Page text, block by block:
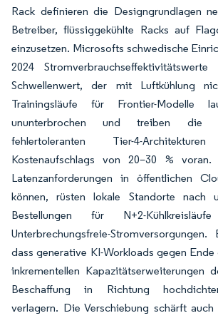
Rack definieren die Designgrundlagen
Betreiber, flüssiggekühlte Racks auf
einzusetzen. Microsofts schwedische
2024
Schwellenwert, der mit Luftkühlung
Trainingsläufe für Frontier-Modelle
ununterbrochen und treiben die
fehlertoleranten Tier-4-
Kostenaufschlags von 20–30 % voran.
Latenzanforderungen in öffentlichen
können, rüsten lokale Standorte nach
Bestellungen für N+2-
Unterbrechungsfreie-
dass generative KI-Workloads gegen
inkrementellen Kapazitätserweiterungen
Beschaffung in Richtung hochdichter
verlagern. Die Verschiebung schärft